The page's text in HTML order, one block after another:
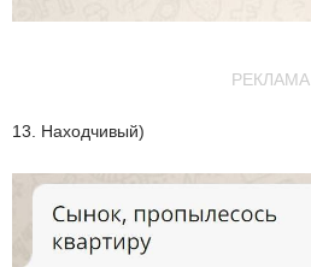
РЕКЛАМА
13. Находчивый)